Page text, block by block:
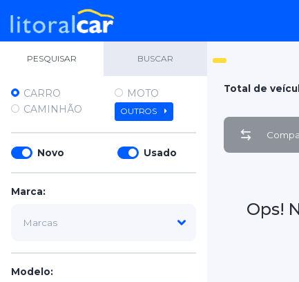
PESQUISAR BUSCAR
CARRO
MOTO
CAMINHÃO
OUTROS
Novo Usado
Marca:
Modelo:
Total de
Ops!